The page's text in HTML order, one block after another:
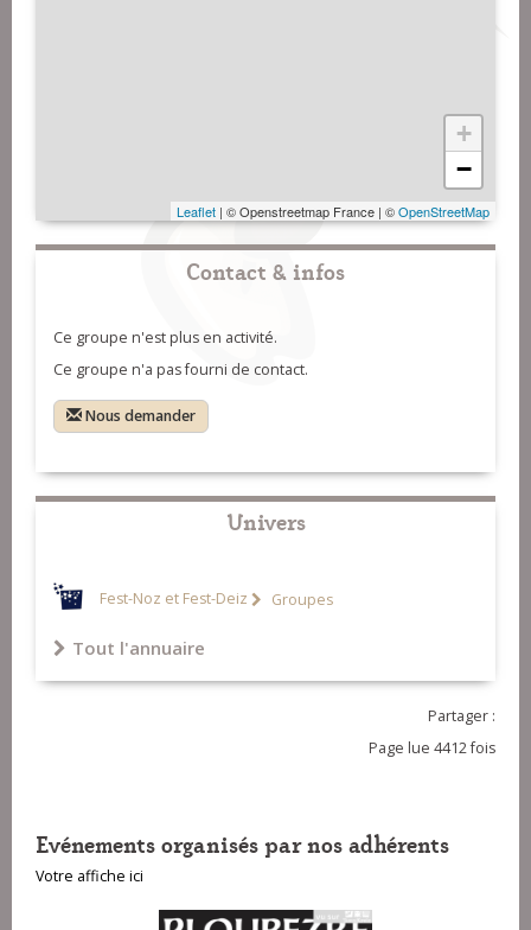
+
−
Leaflet | © Openstreetmap France | ©OpenStreetMap
Contact & infos
Ce groupe n'est plus en activité.
Ce groupe n'a pas fourni de contact.
Nous demander
Univers
Fest-Noz et Fest-Deiz Groupes
Tout l'annuaire
Partager :
Page lue 4412 fois
Evénements organisés par nos adhérents
Votre affiche ici